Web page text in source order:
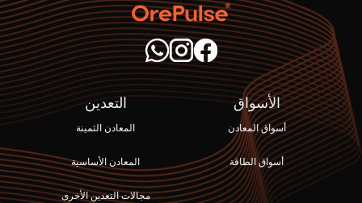
الأسواق
أسواق المعادن
أسواق الطاقة
التعدين
المعادن الثمينة
المعادن الأساسية
مجالات التعدين الأخرى